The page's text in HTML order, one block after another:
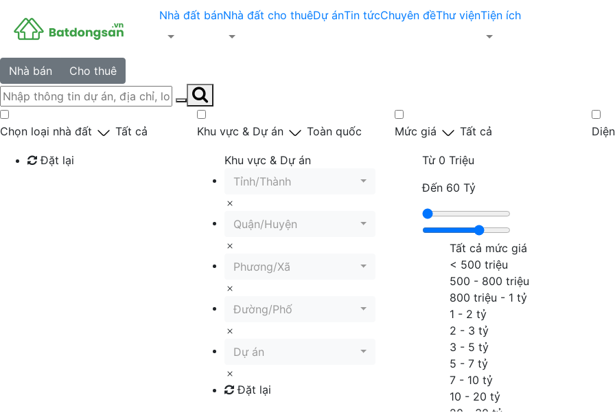
Nhà đất bánNhà đất cho thuêDự ánTin tứcChuyên đềThư việnTiện ích
Nhà bán Cho thuê
Chọn loại nhà đất Tất cả
Đặt lại
Khu vực & Dự án Toàn quốc
Khu vực & Dự án
Tỉnh/Thành
Quận/Huyện
Phương/Xã
Đường/Phố
Dự án
Đặt lại
Mức giá Tất cả
Từ 0 Triệu
Đến 60 Tỷ
Tất cả mức giá
< 500 triệu
500 - 800 triệu
800 triệu - 1 tỷ
1 - 2 tỷ
2 - 3 tỷ
3 - 5 tỷ
5 - 7 tỷ
7 - 10 tỷ
10 - 20 tỷ